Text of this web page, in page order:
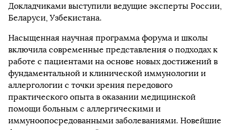
Докладчиками выступили ведущие эксперты России,
Беларуси, Узбекистана.
Насыщенная научная программа форума и школы
включила современные представления о подходах к
работе с пациентами на основе новых достижений в
фундаментальной и клинической иммунологии и
аллергологии с точки зрения передового
практического опыта в оказании медицинской
помощи больным с аллергическими и
иммуноопосредованными заболеваниями. Новейшие